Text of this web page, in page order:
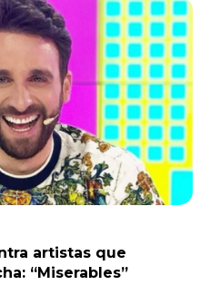
artistas que
“Miserables”